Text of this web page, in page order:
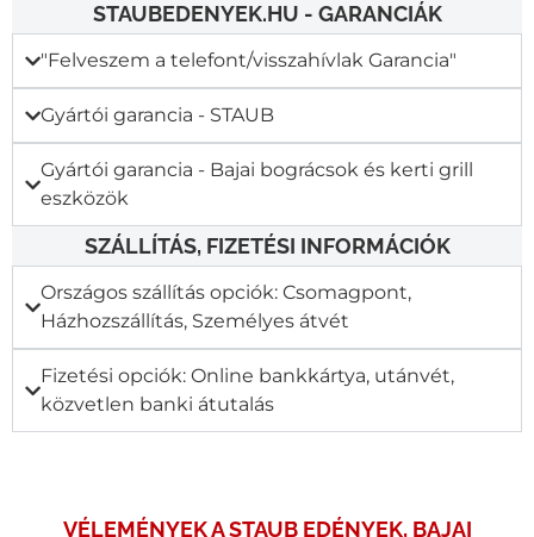
STAUBEDENYEK.HU - GARANCIÁK
"Felveszem a telefont/visszahívlak Garancia"​
Gyártói garancia - STAUB
Gyártói garancia - Bajai bográcsok és kerti grill
eszközök
SZÁLLÍTÁS, FIZETÉSI INFORMÁCIÓK
Országos szállítás opciók: Csomagpont,
Házhozszállítás, Személyes átvét
Fizetési opciók: Online bankkártya, utánvét,
közvetlen banki átutalás
VÉLEMÉNYEK A STAUB EDÉNYEK, BAJAI